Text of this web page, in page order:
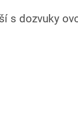
s dozvuky